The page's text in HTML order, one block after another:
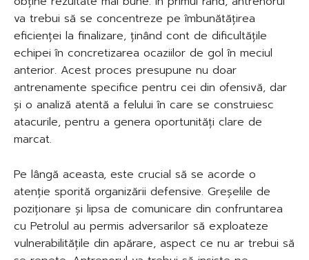
va trebui să se concentreze pe îmbunătățirea
eficienței la finalizare, ținând cont de dificultățile
echipei în concretizarea ocaziilor de gol în meciul
anterior. Acest proces presupune nu doar
antrenamente specifice pentru cei din ofensivă, dar
și o analiză atentă a felului în care se construiesc
atacurile, pentru a genera oportunități clare de
marcat.
Pe lângă aceasta, este crucial să se acorde o
atenție sporită organizării defensive. Greșelile de
poziționare și lipsa de comunicare din confruntarea
cu Petrolul au permis adversarilor să exploateze
vulnerabilitățile din apărare, aspect ce nu ar trebui să